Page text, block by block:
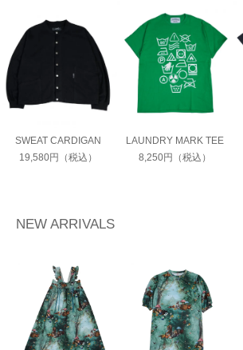
SWEAT CARDIGAN
19,580円（税込）
LAUNDRY MARK TEE
8,250円（税込）
NEW ARRIVALS